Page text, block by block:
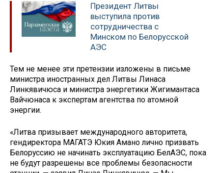
Президент Литвы
выступила против
сотрудничества с
Минском по Белорусской
АЭС
Тем не менее эти претензии изложены в письме
министра иностранных дел Литвы Линаса
Линкявичюса и министра энергетики Жигимантаса
Вайчюнаса к экспертам агентства по атомной
энергии.
«Литва призывает международного авторитета,
гендиректора МАГАТЭ Юкия Амано лично призвать
Белоруссию не начинать эксплуатацию БелАЭС, пока
не будут разрешены все проблемы безопасности